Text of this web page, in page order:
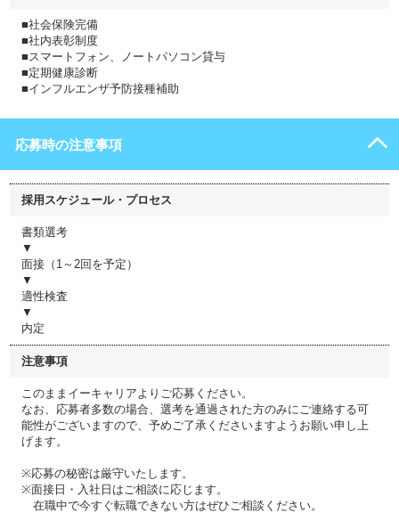
■社会保険完備
■社内表彰制度
■スマートフォン、ノートパソコン貸与
■定期健康診断
■インフルエンザ予防接種補助
応募時の注意事項
採用スケジュール・プロセス
書類選考
▼
面接（1～2回を予定）
▼
適性検査
▼
内定
注意事項
このままイーキャリアよりご応募ください。
なお、応募者多数の場合、選考を通過された方のみにご連絡する可
能性がございますので、予めご了承くださいますようお願い申し上
げます。
※応募の秘密は厳守いたします。
※面接日・入社日はご相談に応じます。
在職中で今すぐ転職できない方はぜひご相談ください。